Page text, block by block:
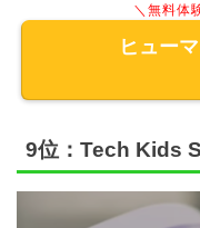
＼無料体
ヒュー
9位：Tech Kids